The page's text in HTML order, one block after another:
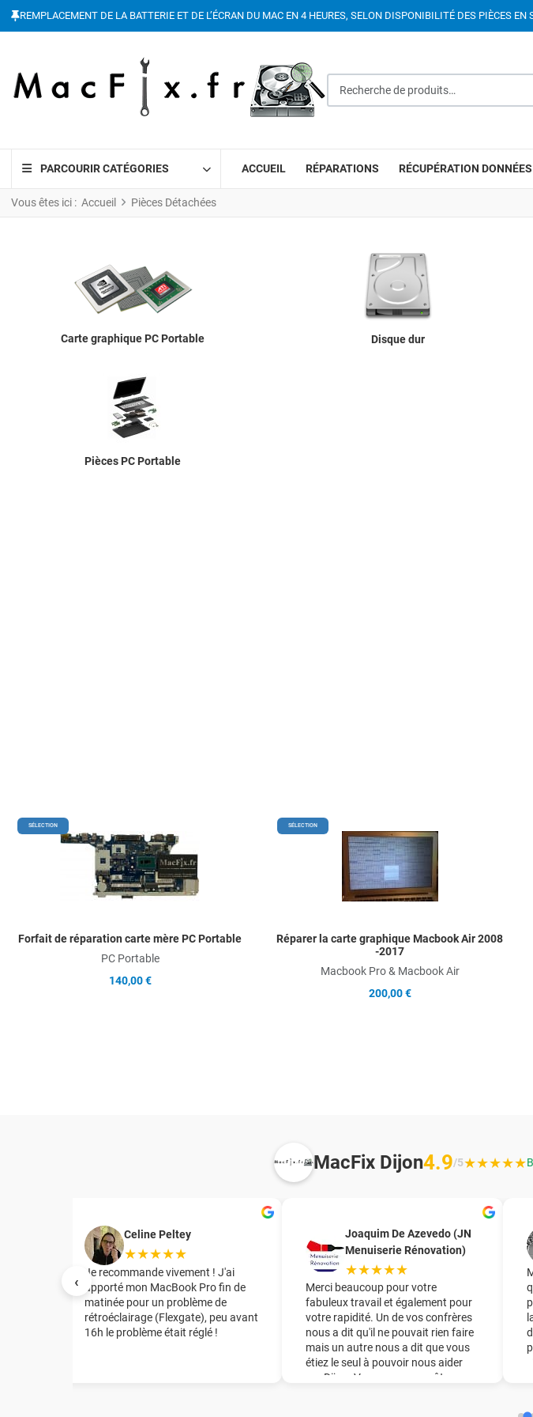
REMPLACEMENT DE LA BATTERIE ET DE L’ÉCRAN DU MAC EN 4 HEURES, SELON DISPONIBILITÉ DES PIÈCES EN
PARCOURIR CATÉGORIES ACCUEIL RÉPARATIONS RÉCUPÉRATION DONNÉES
Vous êtes ici : Accueil Pièces Détachées
Carte graphique PC Portable Disque dur
Pièces PC Portable
SÉLECTION Add to Wishlist
Forfait de réparation carte mère PC Portable
PC Portable
140,00 €
SÉLECTION
Réparer la carte graphique Macbook Air 2008
-2017
Macbook Pro & Macbook Air
200,00 €
‹
MacFix Dijon4.9/5★★★★★
Celine Peltey
★★★★★
Je recommande vivement ! J'ai
apporté mon MacBook Pro fin de
matinée pour un problème de
rétroéclairage (Flexgate), peu avant
16h le problème était réglé !
Joaquim De Azevedo (JN
Menuiserie Rénovation)
★★★★★
Merci beaucoup pour votre
fabuleux travail et également pour
votre rapidité. Un de vos confrères
nous a dit qu'il ne pouvait rien faire
mais un autre nous a dit que vous
étiez le seul à pouvoir nous aider
sur Dijon. Vous nous avez ôter une